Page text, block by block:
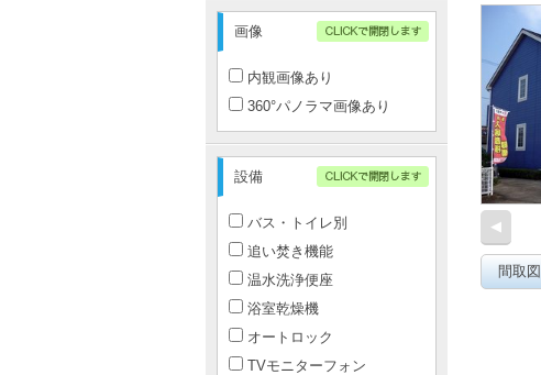
◀
間取図
画像
内観画像あり
360°パノラマ画像あり
設備
バス・トイレ別
追い焚き機能
温水洗浄便座
浴室乾燥機
オートロック
TVモニターフォン